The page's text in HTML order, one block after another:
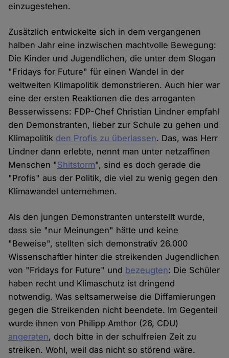
einzugestehen.
Zusätzlich entwickelte sich in dem vergangenen
halben Jahr eine inzwischen machtvolle Bewegung:
Die Kinder und Jugendlichen, die unter dem Slogan
"Fridays for Future" für einen Wandel in der
weltweiten Klimapolitik demonstrieren. Auch hier war
eine der ersten Reaktionen die des arroganten
Besserwissens: FDP-Chef Christian Lindner empfahl
den Demonstranten, lieber zur Schule zu gehen und
Klimapolitik den Profis zu überlassen. Das, was Herr
Lindner dann erlebte, nennt man unter netzaffinen
Menschen "Shitstorm", sind es doch gerade die
"Profis" aus der Politik, die viel zu wenig gegen den
Klimawandel unternehmen.
Als den jungen Demonstranten unterstellt wurde,
dass sie "nur Meinungen" hätte und keine
"Beweise", stellten sich demonstrativ 26.000
Wissenschaftler hinter die streikenden Jugendlichen
von "Fridays for Future" und bezeugten: Die Schüler
haben recht und Klimaschutz ist dringend
notwendig. Was seltsamerweise die Diffamierungen
gegen die Streikenden nicht beendete. Im Gegenteil
wurde ihnen von Philipp Amthor (26, CDU)
angeraten, doch bitte in der schulfreien Zeit zu
streiken. Wohl, weil das nicht so störend wäre.